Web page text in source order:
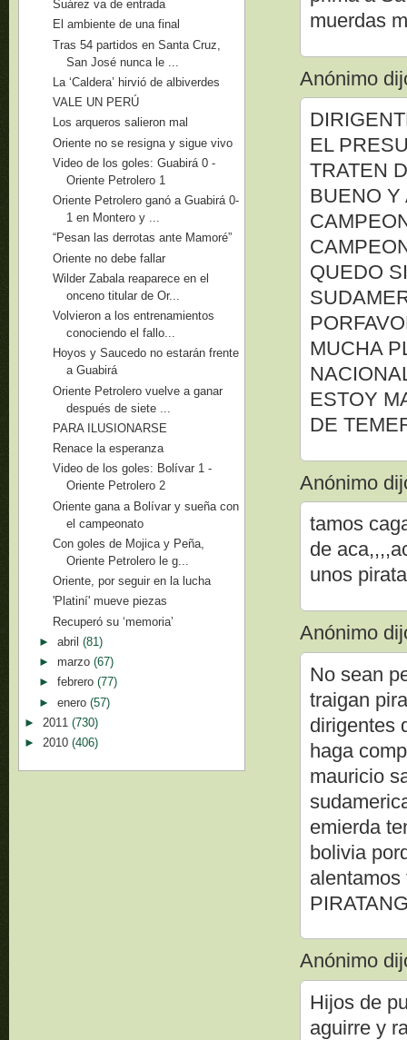
muerdas
Anónimo
EL
TRATEN
BUENO Y
QUEDO
MUCHA
ESTOY
DE
Anónimo
tamos
de
unos
Anónimo
No sean
traigan
dirigentes
haga
mauricio
emierda
bolivia
Anónimo
Hijos de
aguirre y
Suárez va de entrada
El ambiente de una final
Tras 54 partidos en Santa Cruz,
San José nunca le ...
La ‘Caldera’ hirvió de albiverdes
VALE UN PERÚ
Los arqueros salieron mal
Oriente no se resigna y sigue vivo
Video de los goles: Guabirá 0 -
Oriente Petrolero 1
Oriente Petrolero ganó a Guabirá 0-
1 en Montero y ...
“Pesan las derrotas ante Mamoré”
Oriente no debe fallar
Wilder Zabala reaparece en el
onceno titular de Or...
Volvieron a los entrenamientos
conociendo el fallo...
Hoyos y Saucedo no estarán frente
a Guabirá
Oriente Petrolero vuelve a ganar
después de siete ...
PARA ILUSIONARSE
Renace la esperanza
Video de los goles: Bolívar 1 -
Oriente Petrolero 2
Oriente gana a Bolívar y sueña con
el campeonato
Con goles de Mojica y Peña,
Oriente Petrolero le g...
Oriente, por seguir en la lucha
'Platiní' mueve piezas
Recuperó su ‘memoria’
► abril (81)
► marzo (67)
► febrero (77)
► enero (57)
► 2011 (730)
► 2010 (406)